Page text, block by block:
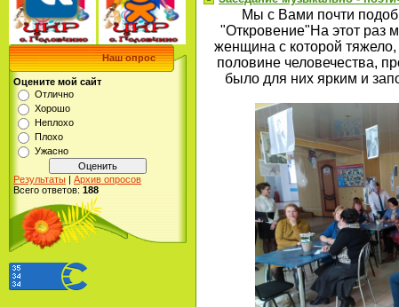
Наш опрос
Оцените мой сайт
Отлично
Хорошо
Неплохо
Плохо
Ужасно
Результаты | Архив опросов
Всего ответов: 188
Мы с Вами почти
"Откровение"На этот раз
женщина с которой
половине человечества,
было для них ярким и